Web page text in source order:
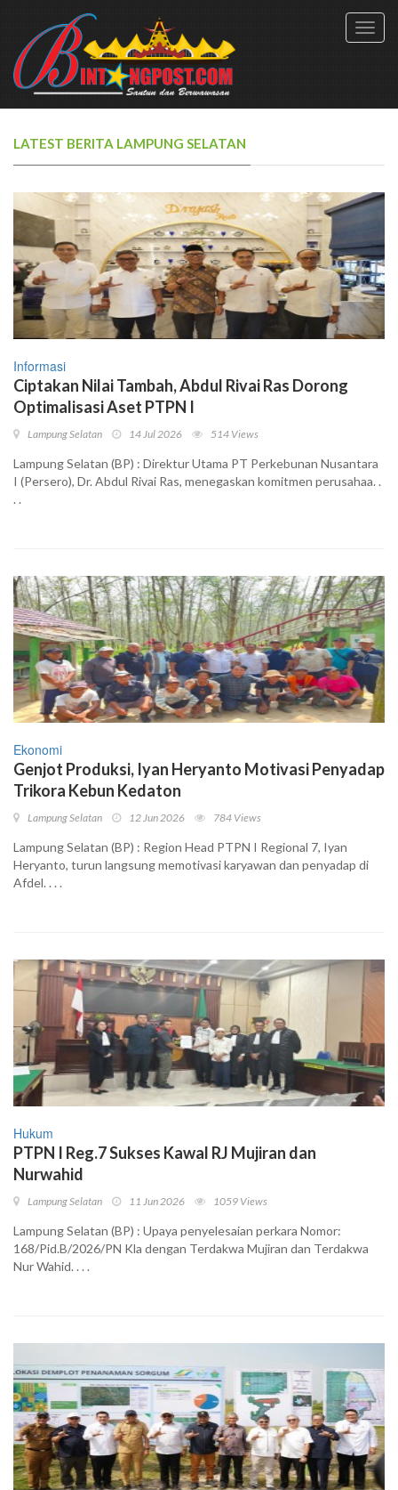
LATEST BERITA LAMPUNG SELATAN
Informasi
Ciptakan Nilai Tambah, Abdul Rivai Ras Dorong
Optimalisasi Aset PTPN I
Lampung Selatan 14 Jul 2026 514 Views
Lampung Selatan (BP) : Direktur Utama PT Perkebunan Nusantara
I (Persero), Dr. Abdul Rivai Ras, menegaskan komitmen perusahaa. .
. .
Ekonomi
Genjot Produksi, Iyan Heryanto Motivasi Penyadap
Trikora Kebun Kedaton
Lampung Selatan 12 Jun 2026 784 Views
Lampung Selatan (BP) : Region Head PTPN I Regional 7, Iyan
Heryanto, turun langsung memotivasi karyawan dan penyadap di
Afdel. . . .
Hukum
PTPN I Reg.7 Sukses Kawal RJ Mujiran dan
Nurwahid
Lampung Selatan 11 Jun 2026 1059 Views
Lampung Selatan (BP) : Upaya penyelesaian perkara Nomor:
168/Pid.B/2026/PN Kla dengan Terdakwa Mujiran dan Terdakwa
Nur Wahid. . . .